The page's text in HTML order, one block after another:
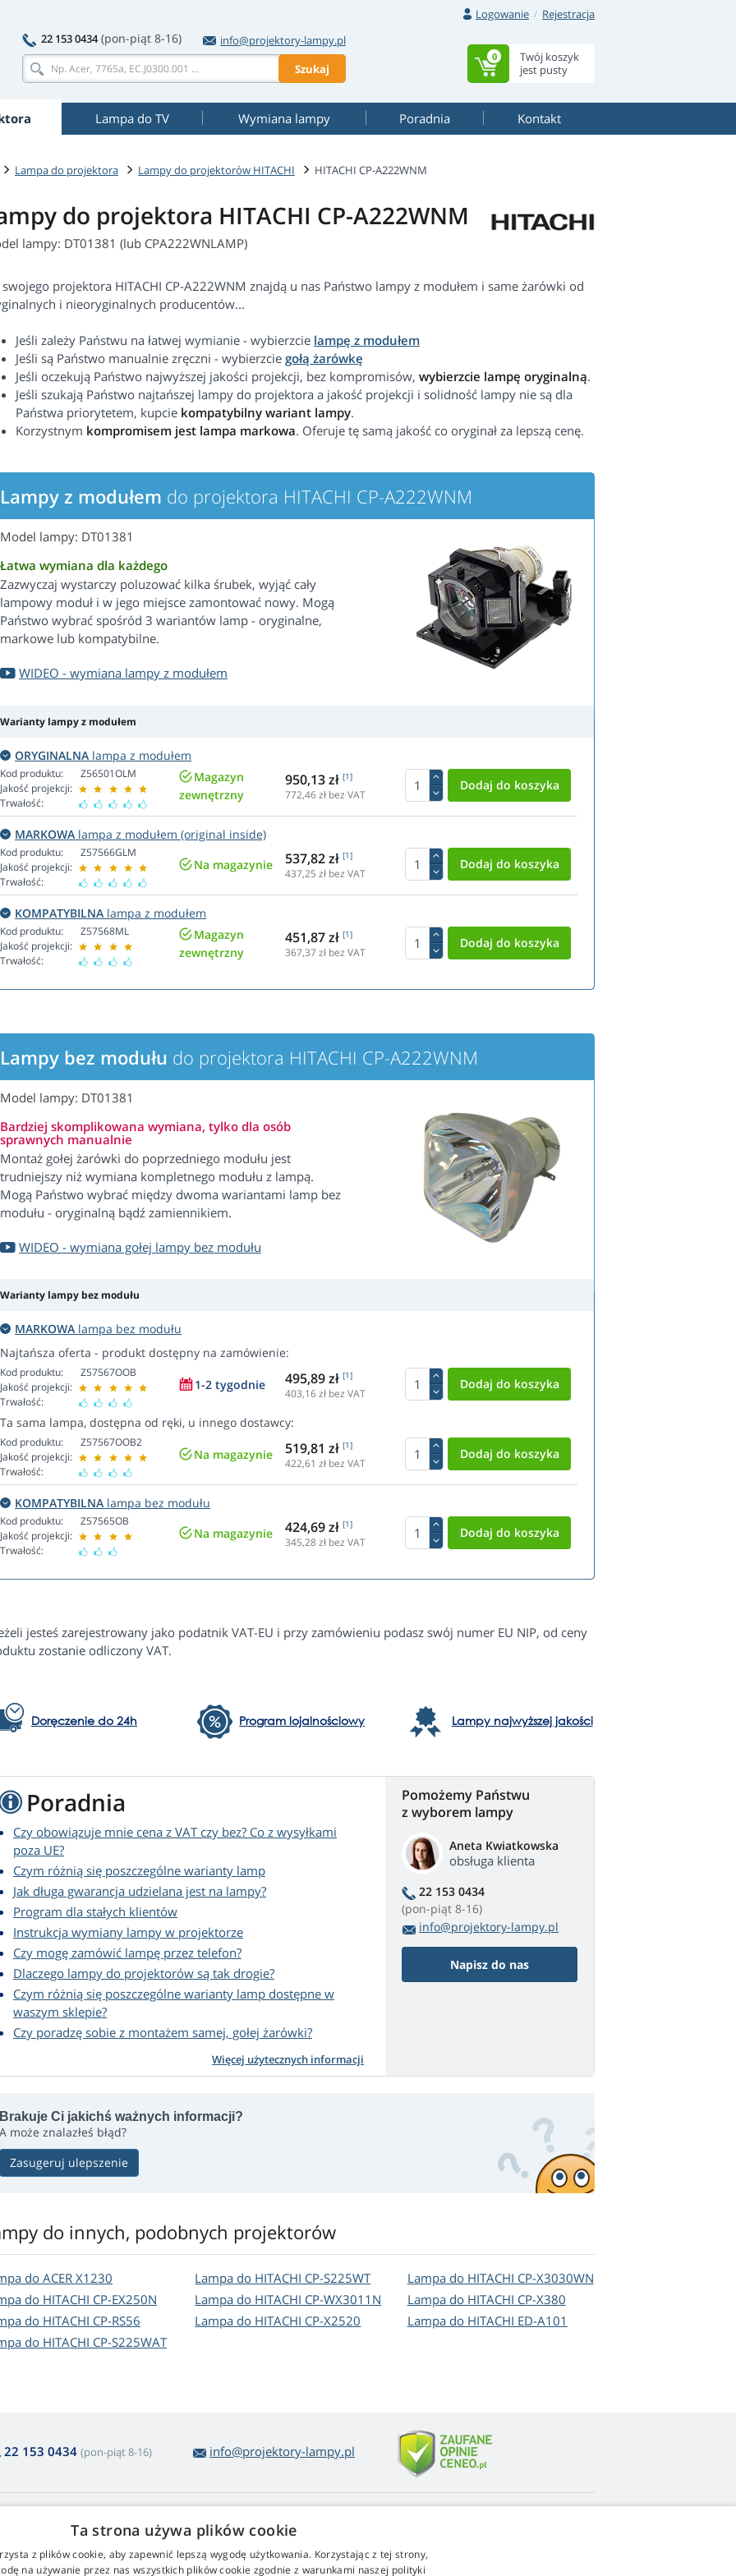
Logowanie
Rejestracja
22 153 0434 (pon-piąt 8-16)
info@projektory-lampy.pl
Szukaj
Twój koszyk
jest pusty
0
Lampa do TV Wymiana lampy Poradnia Kontakt
Lampa do projektora Lampy do projektorów HITACHI HITACHI CP-A222WNM
do projektora HITACHI CP-A222WNM
lampy: DT01381 (lub CPA222WNLAMP)
swojego projektora HITACHI CP-A222WNM znajdą u nas Państwo lampy z modułem i same żarówki od
i nieoryginalnych producentów...
Jeśli zależy Państwu na łatwej wymianie - wybierzcie lampę z modułem
Jeśli są Państwo manualnie zręczni - wybierzcie gołą żarówkę
Jeśli oczekują Państwo najwyższej jakości projekcji, bez kompromisów, wybierzcie lampę oryginalną.
Jeśli szukają Państwo najtańszej lampy do projektora a jakość projekcji i solidność lampy nie są dla
Państwa priorytetem, kupcie kompatybilny wariant lampy.
Korzystnym kompromisem jest lampa markowa. Oferuje tę samą jakość co oryginał za lepszą cenę.
Lampy z modułem do projektora HITACHI CP-A222WNM
Model lampy: DT01381
Łatwa wymiana dla każdego
Zazwyczaj wystarczy poluzować kilka śrubek, wyjąć cały
lampowy moduł i w jego miejsce zamontować nowy. Mogą
Państwo wybrać spośród 3 wariantów lamp - oryginalne,
markowe lub kompatybilne.
WIDEO - wymiana lampy z modułem
Warianty lampy z modułem
ORYGINALNA lampa z modułem
Kod produktu:
Jakość projekcji:
Trwałość:
Z56501OLM
Magazyn
zewnętrzny
950,13 zł [1]
772,46zł bez VAT
MARKOWA lampa z modułem (original inside)
Kod produktu:
Jakość projekcji:
Trwałość:
Z57566GLM
Na magazynie 537,82 zł [1]
437,25 zł bez VAT
KOMPATYBILNA lampa z modułem
Kod produktu:
Jakość projekcji:
Trwałość:
Z57568ML
Magazyn
zewnętrzny
451,87 zł [1]
367,37 zł bez VAT
Lampy bez modułu do projektora HITACHI CP-A222WNM
Model lampy: DT01381
Bardziej skomplikowana wymiana, tylko dla osób
sprawnych manualnie
Montaż gołej żarówki do poprzedniego modułu jest
trudniejszy niż wymiana kompletnego modułu z lampą.
Mogą Państwo wybrać między dwoma wariantami lamp bez
modułu - oryginalną bądź zamiennikiem.
WIDEO - wymiana gołej lampy bez modułu
Warianty lampy bez modułu
MARKOWA lampa bez modułu
Najtańsza oferta - produkt dostępny na zamówienie:
Kod produktu:
Jakość projekcji:
Trwałość:
Z57567OOB
1-2 tygodnie 495,89 zł [1]
403,16zł bez VAT
Ta sama lampa, dostępna od ręki, u innego dostawcy:
Kod produktu:
Jakość projekcji:
Trwałość:
Z57567OOB2
Na magazynie 519,81 zł [1]
422,61 zł bez VAT
KOMPATYBILNA lampa bez modułu
Kod produktu:
Jakość projekcji:
Trwałość:
Z57565OB
Na magazynie 424,69 zł [1]
345,28zł bez VAT
jesteś zarejestrowany jako podatnik VAT-EU i przy zamówieniu podasz swój numer EU NIP, od ceny
zostanie odliczony VAT.
Doręczenie do 24h Program lojalnościowy Lampy najwyższej jakości
Poradnia
Czy obowiązuje mnie cena z VAT czy bez? Co z wysyłkami
poza UE?
Czym różnią się poszczególne warianty lamp
Jak długa gwarancja udzielana jest na lampy?
Program dla stałych klientów
Instrukcja wymiany lampy w projektorze
Czy mogę zamówić lampę przez telefon?
Dlaczego lampy do projektorów są tak drogie?
Czym różnią się poszczególne warianty lamp dostępne w
waszym sklepie?
Czy poradzę sobie z montażem samej, gołej żarówki?
Więcej użytecznych informacji
Pomożemy Państwu
z wyborem lampy
Aneta Kwiatkowska
obsługa klienta
22 153 0434
(pon-piąt 8-16)
info@projektory-lampy.pl
Napisz do nas
Brakuje Ci jakichś ważnych informacji?
A może znalazłeś błąd?
Zasugeruj ulepszenie
do innych, podobnych projektorów
do ACER X1230
do HITACHI CP-EX250N
do HITACHI CP-RS56
do HITACHI CP-S225WAT
Lampa do HITACHI CP-S225WT
Lampa do HITACHI CP-WX3011N
Lampa do HITACHI CP-X2520
Lampa do HITACHI CP-X3030WN
Lampa do HITACHI CP-X380
Lampa do HITACHI ED-A101
22 153 0434 (pon-piąt 8-16) info@projektory-lampy.pl
i reklamacje
zwrot towaru
Kontakt
Przetwarzanie danych osobowych
Ta strona używa plików cookie
z plików cookie, aby zapewnić lepszą wygodę użytkowania. Korzystając z tej strony,
na używanie przez nas wszystkich plików cookie zgodnie z warunkami naszej polityki